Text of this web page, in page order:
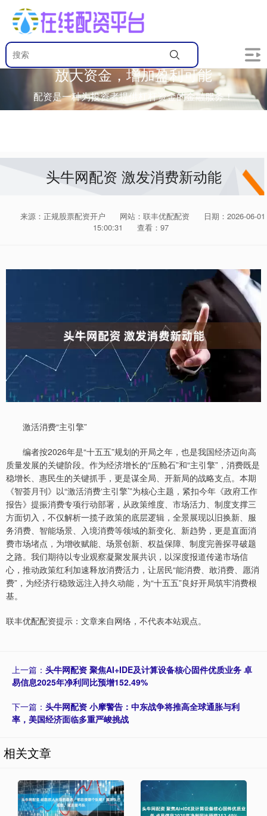
放大资金，增加盈利可能
配资是一种为投资者提供杠杆资金的金融服务！
头牛网配资 激发消费新动能
来源：正规股票配资开户 网站：联丰优配配资
日期：2026-06-01
15:00:31
查看：97
激活消费“主引擎”
编者按2026年是“十五五”规划的开局之年，也是我国经济迈向高
质量发展的关键阶段。作为经济增长的“压舱石”和“主引擎”，消费既是
稳增长、惠民生的关键抓手，更是谋全局、开新局的战略支点。本期
《智荟月刊》以“激活消费‘主引擎’”为核心主题，紧扣今年《政府工作
报告》提振消费专项行动部署，从政策维度、市场活力、制度支撑三
方面切入，不仅解析一揽子政策的底层逻辑，全景展现以旧换新、服
务消费、智能场景、入境消费等领域的新变化、新趋势，更是直面消
费市场堵点，为增收赋能、场景创新、权益保障、制度完善探寻破题
之路。我们期待以专业观察凝聚发展共识，以深度报道传递市场信
心，推动政策红利加速释放消费活力，让居民“能消费、敢消费、愿消
费”，为经济行稳致远注入持久动能，为“十五五”良好开局筑牢消费根
基。
联丰优配配资提示：文章来自网络，不代表本站观点。
上一篇： 头牛网配资 聚焦AI+IDE及计算设备核心固件优质业务 卓
易信息2025年净利同比预增152.49%
下一篇： 头牛网配资 小摩警告：中东战争将推高全球通胀与利
率，美国经济面临多重严峻挑战
相关文章